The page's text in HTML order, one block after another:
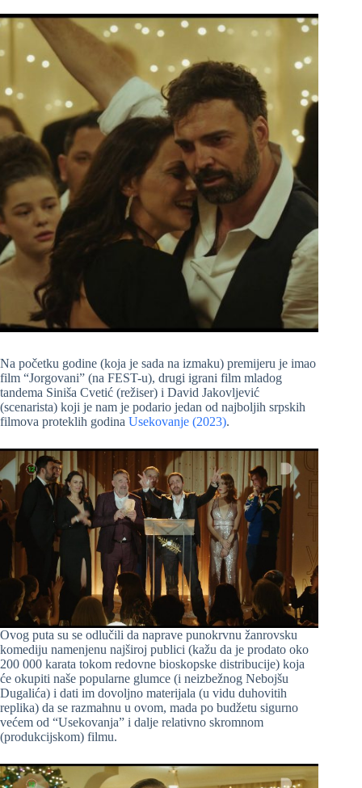
Na početku godine (koja je sada na izmaku) premijeru je imao
film “Jorgovani” (na FEST-u), drugi igrani film mladog
tandema Siniša Cvetić (režiser) i David Jakovljević
(scenarista) koji je nam je podario jedan od najboljih srpskih
filmova proteklih godina Usekovanje (2023).
Ovog puta su se odlučili da naprave punokrvnu žanrovsku
komediju namenjenu najširoj publici (kažu da je prodato oko
200 000 karata tokom redovne bioskopske distribucije) koja
će okupiti naše popularne glumce (i neizbežnog Nebojšu
Dugalića) i dati im dovoljno materijala (u vidu duhovitih
replika) da se razmahnu u ovom, mada po budžetu sigurno
većem od “Usekovanja” i dalje relativno skromnom
(produkcijskom) filmu.